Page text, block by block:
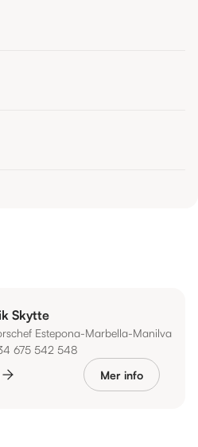
Skytte
Estepona-Marbella-Manilva
675 542 548
Mer info